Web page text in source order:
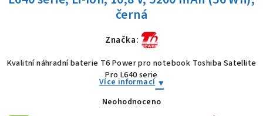
černá
Značka:
Kvalitní náhradní baterie T6 Power pro notebook Toshiba Satellite
Pro L640 serie
Více informací
Průměrné
Neohodnoceno